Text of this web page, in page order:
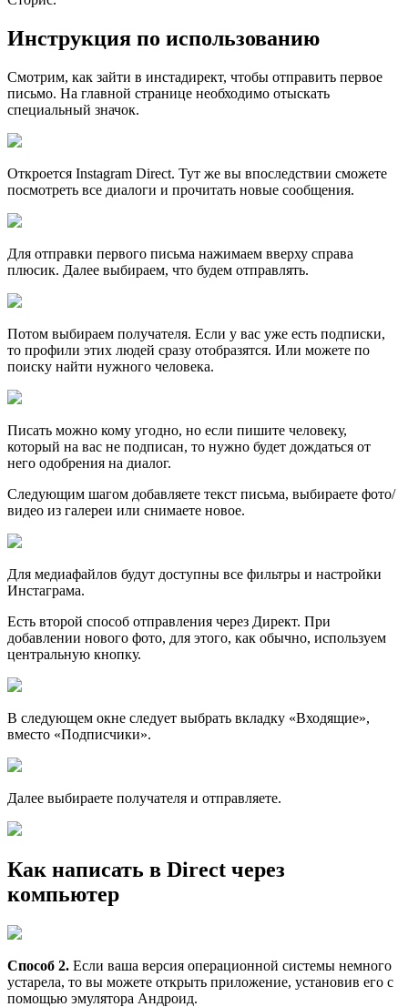
Инструкция по использованию
Смотрим, как зайти в инстадирект, чтобы отправить первое
письмо. На главной странице необходимо отыскать
специальный значок.
Откроется Instagram Direct. Тут же вы впоследствии сможете
посмотреть все диалоги и прочитать новые сообщения.
Для отправки первого письма нажимаем вверху справа
плюсик. Далее выбираем, что будем отправлять.
Потом выбираем получателя. Если у вас уже есть подписки,
то профили этих людей сразу отобразятся. Или можете по
поиску найти нужного человека.
Писать можно кому угодно, но если пишите человеку,
который на вас не подписан, то нужно будет дождаться от
него одобрения на диалог.
Следующим шагом добавляете текст письма, выбираете фото/
видео из галереи или снимаете новое.
Для медиафайлов будут доступны все фильтры и настройки
Инстаграма.
Есть второй способ отправления через Директ. При
добавлении нового фото, для этого, как обычно, используем
центральную кнопку.
В следующем окне следует выбрать вкладку «Входящие»,
вместо «Подписчики».
Далее выбираете получателя и отправляете.
Как написать в Direct через
компьютер
Способ 2. Если ваша версия операционной системы немного
устарела, то вы можете открыть приложение, установив его с
помощью эмулятора Андроид.